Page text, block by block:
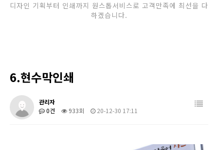
디자인 기획부터 인쇄까지 원스톱서비스로 고객만족에 최선을 다
하겠습니다.
6.현수막인쇄
관리자
0건
933회 20-12-30 17:11